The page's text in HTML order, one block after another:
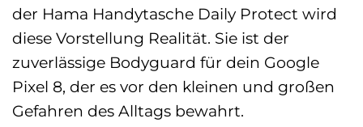
der Hama Handytasche Daily Protect wird
diese Vorstellung Realität. Sie ist der
zuverlässige Bodyguard für dein Google
Pixel 8, der es vor den kleinen und großen
Gefahren des Alltags bewahrt.